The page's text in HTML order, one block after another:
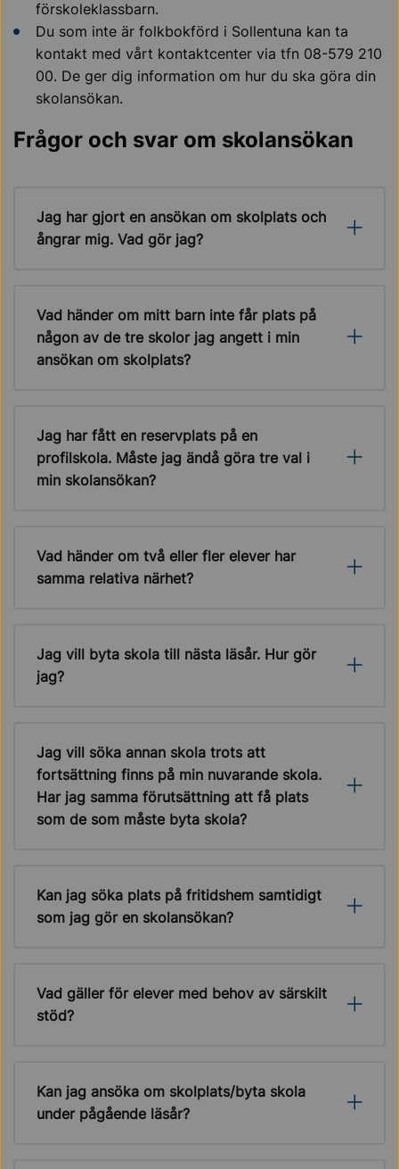
förskoleklassbarn.
Du som inte är folkbokförd i Sollentuna kan ta
kontakt med vårt kontaktcenter via tfn 08-579 210
00. De ger dig information om hur du ska göra din
skolansökan.
Frågor och svar om skolansökan
Jag har gjort en ansökan om skolplats och
ångrar mig. Vad gör jag?
Vad händer om mitt barn inte får plats på
någon av de tre skolor jag angett i min
ansökan om skolplats?
Jag har fått en reservplats på en
profilskola. Måste jag ändå göra tre val i
min skolansökan?
Vad händer om två eller fler elever har
samma relativa närhet?
Jag vill byta skola till nästa läsår. Hur gör
jag?
Jag vill söka annan skola trots att
fortsättning finns på min nuvarande skola.
Har jag samma förutsättning att få plats
som de som måste byta skola?
Kan jag söka plats på fritidshem samtidigt
som jag gör en skolansökan?
Vad gäller för elever med behov av särskilt
stöd?
Kan jag ansöka om skolplats/byta skola
under pågående läsår?